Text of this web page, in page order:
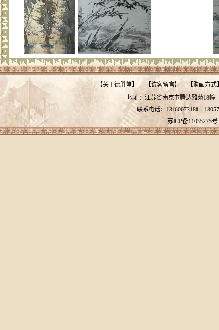
【关于德胜堂】 【访客留言】 【购画方式
地址：江苏省南京市腾达雅苑
联系电话：13160073188
苏ICP备11035275号